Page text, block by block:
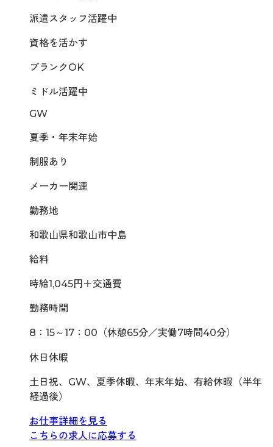
派遣スタッフ活躍中
資格を活かす
ブランクOK
ミドル活躍中
GW
夏季・年末年始
制服あり
メーカー関連
勤務地
和歌山県和歌山市中島
給料
時給1,045円＋交通費
勤務時間
8：15～17：00（休憩65分／実働7時間40分）
休日休暇
土日祝、GW、夏季休暇、年末年始、有給休暇（半年
経過後）
お仕事詳細を見る
こちらの求人に応募する